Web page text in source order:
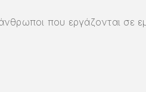
που εργάζονται σε